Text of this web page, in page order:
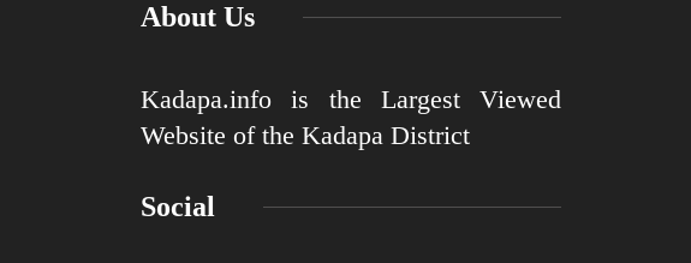
About Us
Kadapa.info is the Largest Viewed
Website of the Kadapa District
Social